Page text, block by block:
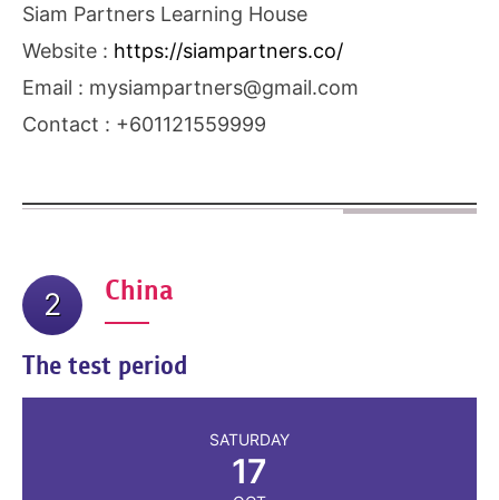
Siam Partners Learning House
Website : https://siampartners.co/
Email : mysiampartners@gmail.com
Contact : +601121559999
2 China
The test period
SATURDAY
17